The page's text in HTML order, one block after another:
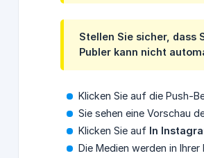
Stellen Sie sicher, dass
Publer kann nicht
Klicken Sie auf die Push-
Sie sehen eine Vorschau
Klicken Sie auf In
Die Medien werden in